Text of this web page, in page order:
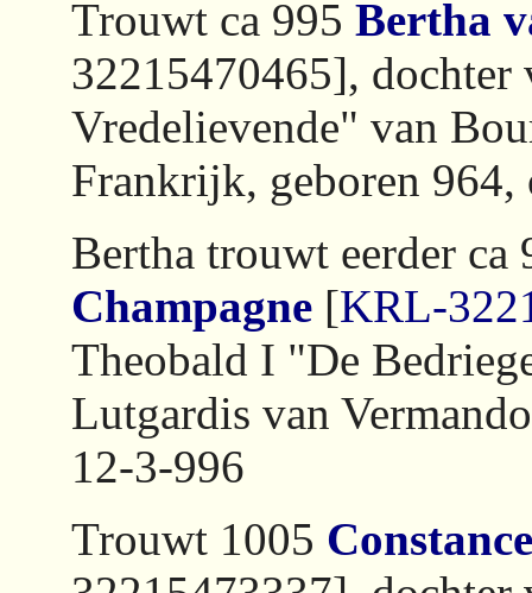
Trouwt ca 995 Bertha
32215470465], dochter
Vredelievende" van
Frankrijk, geboren 964,
Bertha trouwt eerder ca
Champagne [KRL-
Theobald I "De
Lutgardis van
12-3-996
Trouwt 1005